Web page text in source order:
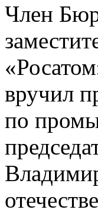
Член
вручил
по